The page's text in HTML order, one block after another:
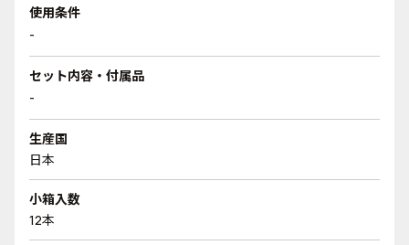
使用条件
-
セット内容・付属品
-
生産国
日本
小箱入数
12本